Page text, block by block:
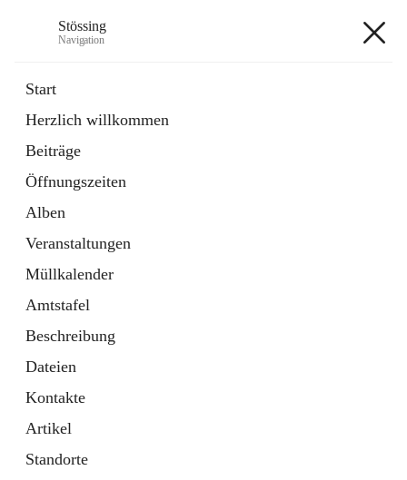
Stössing
Navigation
Start
Herzlich willkommen
Beiträge
Öffnungszeiten
Alben
Veranstaltungen
Müllkalender
Amtstafel
Beschreibung
Dateien
Kontakte
Artikel
Standorte
Datei
in
Tab
Kindergarten
öffnet
in
neuem
Tab